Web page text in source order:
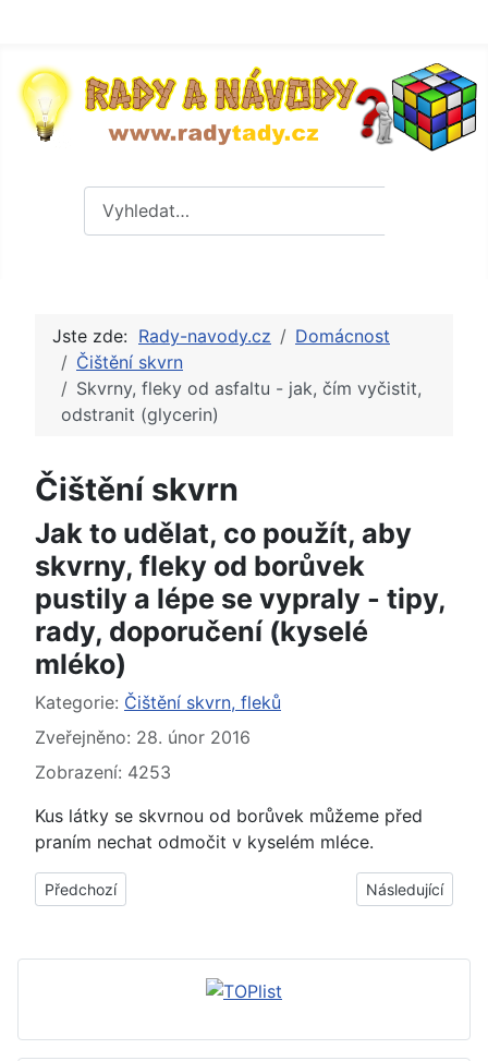
Jste zde: Rady-navody.cz
Domácnost
Čištění skvrn
Skvrny, fleky od asfaltu - jak, čím vyčistit,
odstranit (glycerin)
Čištění skvrn
Jak to udělat, co použít, aby
skvrny, fleky od borůvek
pustily a lépe se vypraly - tipy,
rady, doporučení (kyselé
mléko)
Základní údaje
Kategorie: Čištění skvrn, fleků
Zveřejněno: 28. únor 2016
Zobrazení: 4253
Kus látky se skvrnou od borůvek můžeme před
praním nechat odmočit v kyselém mléce.
Předchozí článek: Jak, čím vyčistit, odtranit skvrny, fleky od
Předchozí Další článek:
Následující